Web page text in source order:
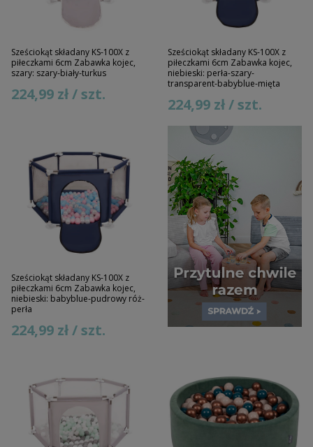
Sześciokąt składany KS-100X z
piłeczkami 6cm Zabawka kojec,
szary: szary-biały-turkus
224,99 zł / szt.
Sześciokąt składany KS-100X z
piłeczkami 6cm Zabawka kojec,
niebieski: perła-szary-
transparent-babyblue-mięta
224,99 zł / szt.
Sześciokąt składany KS-100X z
piłeczkami 6cm Zabawka kojec,
niebieski: babyblue-pudrowy róż-
perła
224,99 zł / szt.